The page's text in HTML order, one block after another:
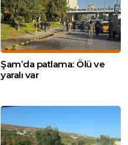
Şam’da patlama: Ölü ve
yaralı var